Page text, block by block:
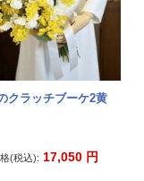
クラッチブーケ2黄
(税込): 17,050 円